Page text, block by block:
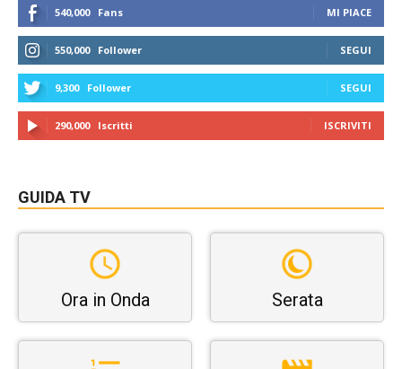
540,000 Fans MI PIACE
550,000 Follower SEGUI
9,300 Follower SEGUI
290,000 Iscritti ISCRIVITI
GUIDA TV
Ora in Onda Serata